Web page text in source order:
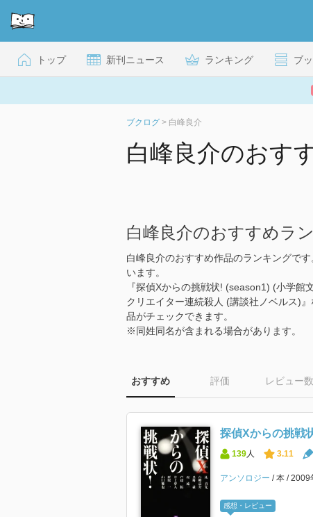
トップ 新刊ニュース ランキング ブ
ブクログ > 白峰良介
白峰良介のおす
白峰良介のおすすめラ
白峰良介のおすすめ作品のランキングで
います。
『探偵Xからの挑戦状! (season1) (小学
クリエイター連続殺人 (講談社ノベルス)
品がチェックできます。
※同姓同名が含まれる場合があります。
おすすめ 評価 レビュー数
探偵Xからの挑戦
139人 3.11
アンソロジー 本 2009
感想・レビュー